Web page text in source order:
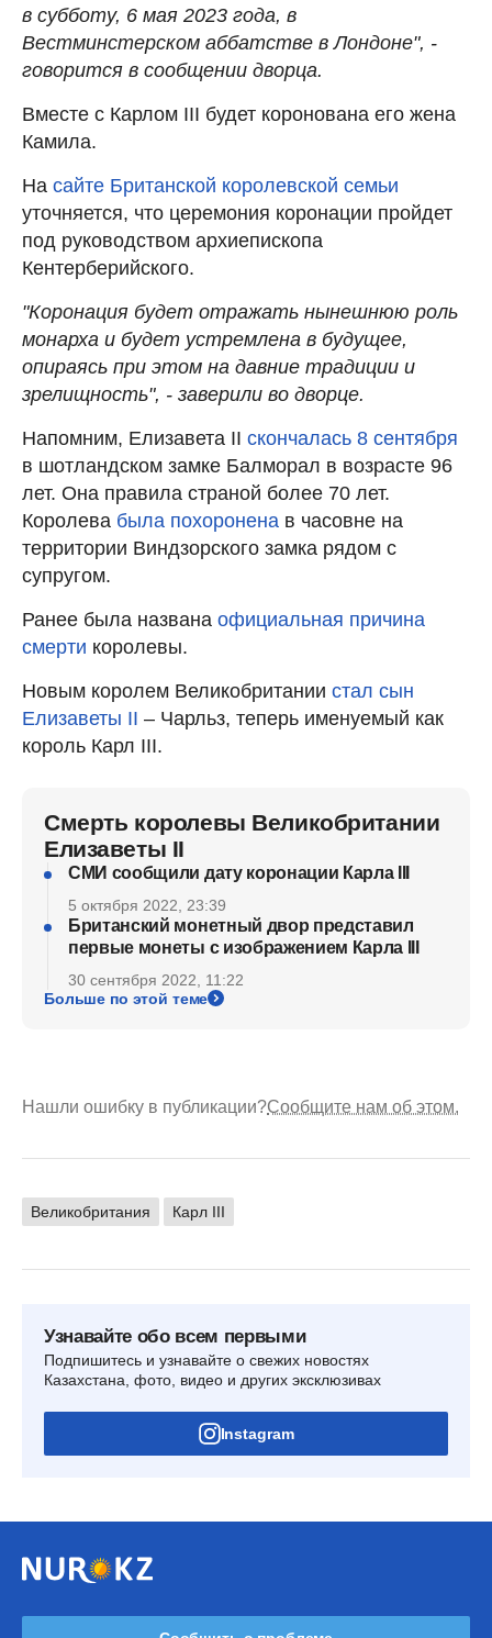
в субботу, 6 мая 2023 года, в
Вестминстерском аббатстве в Лондоне", -
говорится в сообщении дворца.
Вместе с Карлом III будет коронована его жена
Камила.
На сайте Британской королевской семьи
уточняется, что церемония коронации пройдет
под руководством архиепископа
Кентерберийского.
"Коронация будет отражать нынешнюю роль
монарха и будет устремлена в будущее,
опираясь при этом на давние традиции и
зрелищность", - заверили во дворце.
Напомним, Елизавета II скончалась 8 сентября
в шотландском замке Балморал в возрасте 96
лет. Она правила страной более 70 лет.
Королева была похоронена в часовне на
территории Виндзорского замка рядом с
супругом.
Ранее была названа официальная причина
смерти королевы.
Новым королем Великобритании стал сын
Елизаветы II – Чарльз, теперь именуемый как
король Карл III.
Смерть королевы Великобритании
Елизаветы II
СМИ сообщили дату коронации Карла III
5 октября 2022, 23:39
Британский монетный двор представил
первые монеты с изображением Карла III
30 сентября 2022, 11:22
Больше по этой теме
Нашли ошибку в публикации?Сообщите нам об этом.
Великобритания Карл III
Узнавайте обо всем первыми
Подпишитесь и узнавайте о свежих новостях
Казахстана, фото, видео и других эксклюзивах
Instagram